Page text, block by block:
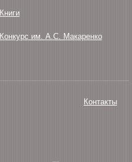
Книги
Конкурс им. А.С. Макаренко
Контакты